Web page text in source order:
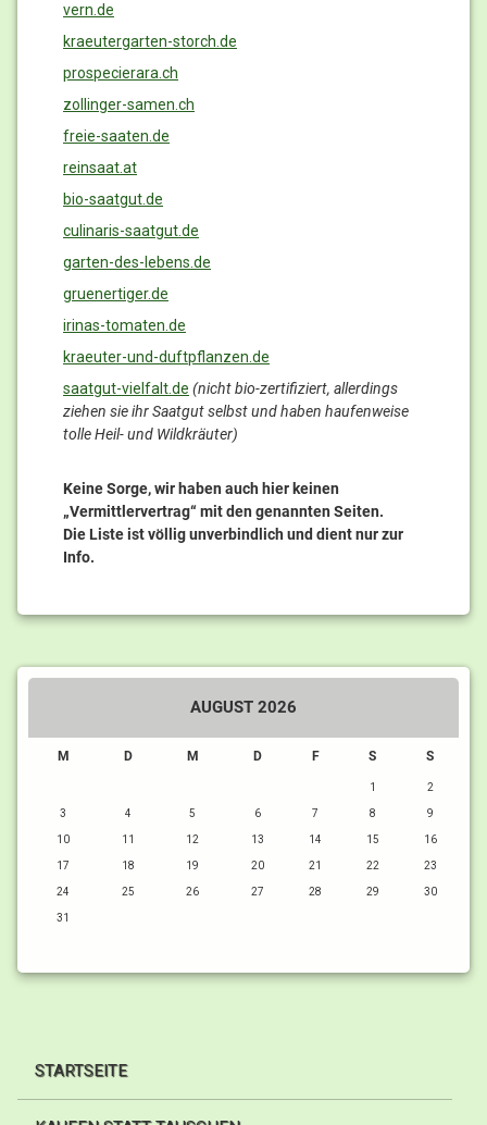
vern.de
kraeutergarten-storch.de
prospecierara.ch
zollinger-samen.ch
freie-saaten.de
reinsaat.at
bio-saatgut.de
culinaris-saatgut.de
garten-des-lebens.de
gruenertiger.de
irinas-tomaten.de
kraeuter-und-duftpflanzen.de
saatgut-vielfalt.de (nicht bio-zertifiziert, allerdings
ziehen sie ihr Saatgut selbst und haben haufenweise
tolle Heil- und Wildkräuter)
Keine Sorge, wir haben auch hier keinen
„Vermittlervertrag“ mit den genannten Seiten.
Die Liste ist völlig unverbindlich und dient nur zur
Info.
AUGUST 2026
M D M D F S S
1 2
3 4 5 6 7 8 9
10 11 12 13 14 15 16
17 18 19 20 21 22 23
24 25 26 27 28 29 30
31
STARTSEITE